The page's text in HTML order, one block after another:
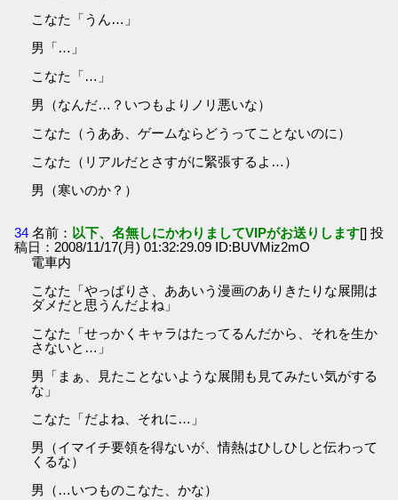
こなた「うん…」
男「…」
こなた「…」
男（なんだ…？いつもよりノリ悪いな）
こなた（うああ、ゲームならどうってことないのに）
こなた（リアルだとさすがに緊張するよ…）
男（寒いのか？）
34 名前： 以下、名無しにかわりましてVIPがお送りします[] 投
稿日：2008/11/17(月) 01:32:29.09 ID:BUVMiz2mO
電車内
こなた「やっぱりさ、ああいう漫画のありきたりな展開は
ダメだと思うんだよね」
こなた「せっかくキャラはたってるんだから、それを生か
さないと…」
男「まぁ、見たことないような展開も見てみたい気がする
な」
こなた「だよね、それに…」
男（イマイチ要領を得ないが、情熱はひしひしと伝わって
くるな）
男（…いつものこなた、かな）